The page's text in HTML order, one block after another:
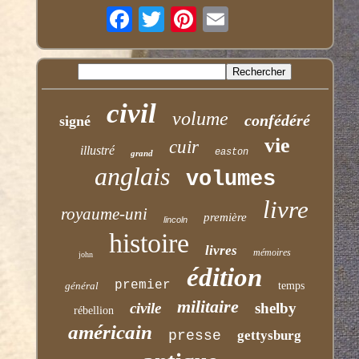
signé civil volume confédéré
illustré grand cuir easton vie
anglais volumes
royaume-uni lincoln première livre
john histoire livres mémoires
général premier édition temps
rébellion civile militaire shelby
américain presse gettysburg